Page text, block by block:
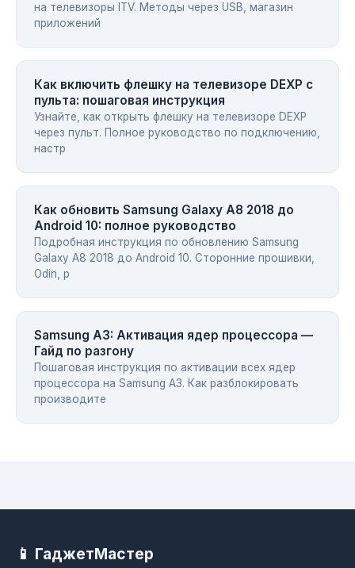
на телевизоры ITV. Методы через USB, магазин
приложений
Как включить флешку на телевизоре DEXP с
пульта: пошаговая инструкция
Узнайте, как открыть флешку на телевизоре DEXP
через пульт. Полное руководство по подключению,
настр
Как обновить Samsung Galaxy A8 2018 до
Android 10: полное руководство
Подробная инструкция по обновлению Samsung
Galaxy A8 2018 до Android 10. Сторонние прошивки,
Odin, р
Samsung A3: Активация ядер процессора —
Гайд по разгону
Пошаговая инструкция по активации всех ядер
процессора на Samsung A3. Как разблокировать
производите
📱 ГаджетМастер